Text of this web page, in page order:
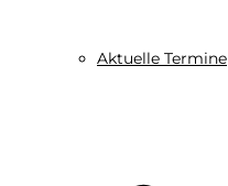
Aktuelle Termine